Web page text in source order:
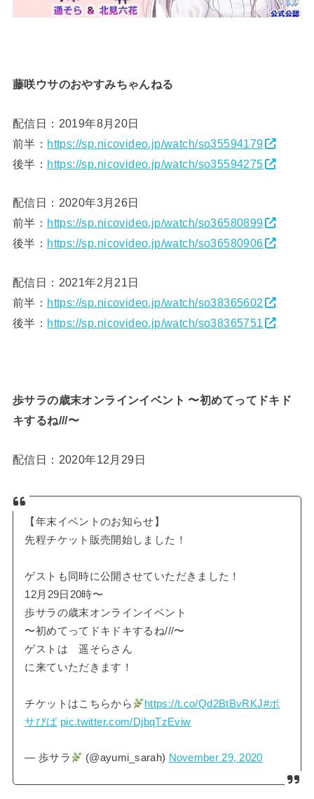
藤咲ウサのおやすみちゃんねる
配信日：2019年8月20日
前半： https://sp.nicovideo.jp/watch/so35594179
後半： https://sp.nicovideo.jp/watch/so35594275
配信日：2020年3月26日
前半： https://sp.nicovideo.jp/watch/so36580899
後半： https://sp.nicovideo.jp/watch/so36580906
配信日：2021年2月21日
前半： https://sp.nicovideo.jp/watch/so38365602
後半： https://sp.nicovideo.jp/watch/so38365751
歩サラの歳末オンラインイベント 〜初めてってドキド
キするね///〜
配信日：2020年12月29日
【年末イベントのお知らせ】
先程チケット販売開始しました！
ゲストも同時に公開させていただきました！
12月29日20時〜
歩サラの歳末オンラインイベント
〜初めてってドキドキするね///〜
ゲストは 遥そらさん
に来ていただきます！
チケットはこちらから https://t.co/Qd2BtBvRKJ#ポ
サびば pic.twitter.com/DjbqTzEviw
— 歩サラ (@ayumi_sarah) November 29, 2020